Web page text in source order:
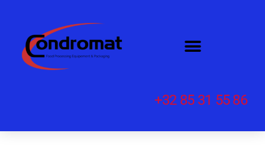
+32 85 31 55 86